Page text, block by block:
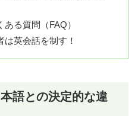
る質問（FAQ）
は英会話を制す！
語との決定的な違